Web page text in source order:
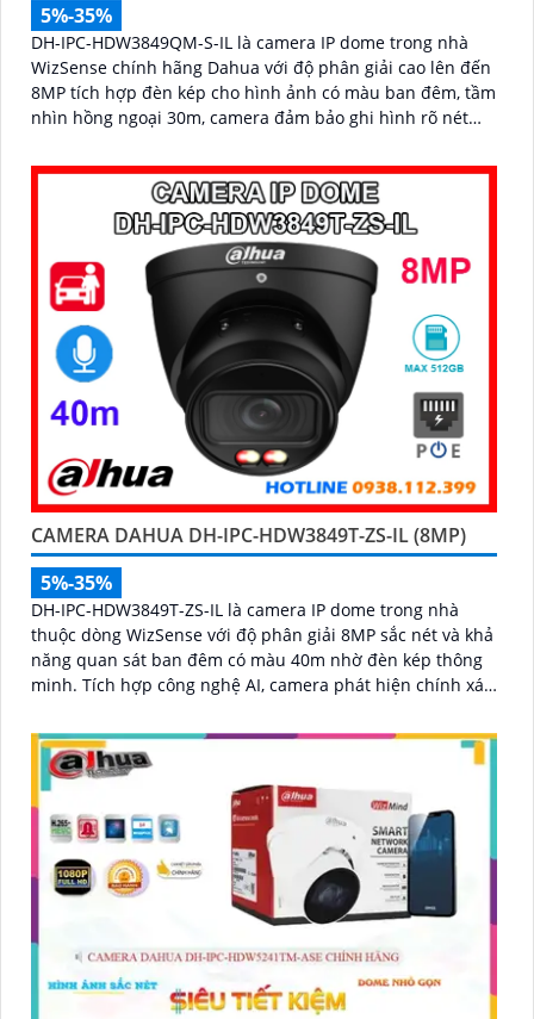
5%-35%
DH-IPC-HDW3849QM-S-IL là camera IP dome trong nhà
WizSense chính hãng Dahua với độ phân giải cao lên đến
8MP tích hợp đèn kép cho hình ảnh có màu ban đêm, tầm
nhìn hồng ngoại 30m, camera đảm bảo ghi hình rõ nét
512GB, tích hợp micro ghi âm, chuẩn POE và khả năng
nhận diện chính xác người và phương tiện giám sát an
CAMERA DAHUA DH-IPC-HDW3849T-ZS-IL (8MP)
5%-35%
DH-IPC-HDW3849T-ZS-IL là camera IP dome trong nhà
thuộc dòng WizSense với độ phân giải 8MP sắc nét và khả
năng quan sát ban đêm có màu 40m nhờ đèn kép thông
minh. Tích hợp công nghệ AI, camera phát hiện chính xác
nhớ hỗ trợ đến 512GB đảm bảo lưu trữ linh hoạt và chi
tiết, hỗ trợ PoE tiện lợi đây là giải pháp giám sát an ninh
hiệu quả